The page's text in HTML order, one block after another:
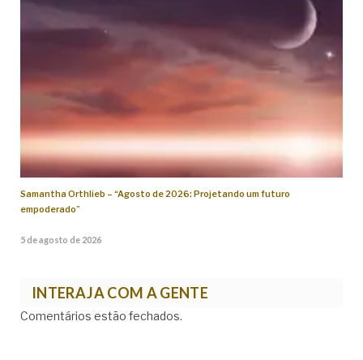
Samantha Orthlieb – “Agosto de 2026: Projetando um futuro
empoderado”
5 de agosto de 2026
INTERAJA COM A GENTE
Comentários estão fechados.